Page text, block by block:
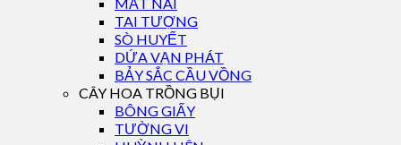
TAI TƯỢNG
SÒ HUYẾT
DỨA VẠN PHÁT
BẢY SẮC CẦU VỒNG
CÂY HOA TRỒNG BỤI
BÔNG GIẤY
TƯỜNG VI